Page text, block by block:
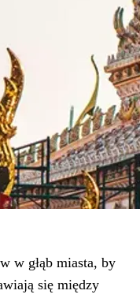
w głąb miasta, by
się między